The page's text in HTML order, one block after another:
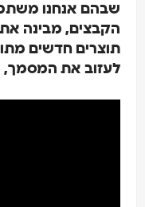
שבהם אנחנו
הקבצים, מבינה את
תוצרים חדשים מתוך
לעזוב את המסמך,